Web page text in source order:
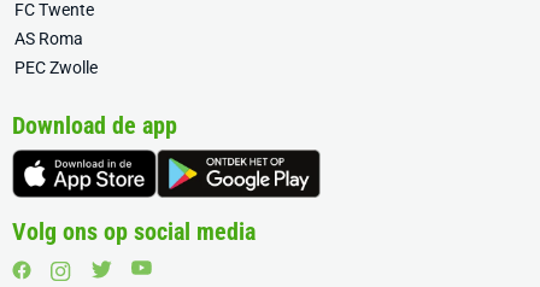
FC Twente
AS Roma
PEC Zwolle
Download de app
Volg ons op social media